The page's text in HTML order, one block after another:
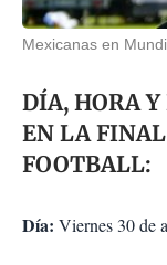
Mexicanas en
DÍA, HORA
EN LA
FOOTBALL:
Día: Viernes 30 de